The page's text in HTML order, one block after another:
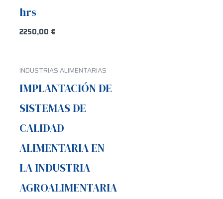
hrs
2250,00 €
INDUSTRIAS ALIMENTARIAS
IMPLANTACIÓN DE
SISTEMAS DE
CALIDAD
ALIMENTARIA EN
LA INDUSTRIA
AGROALIMENTARIA